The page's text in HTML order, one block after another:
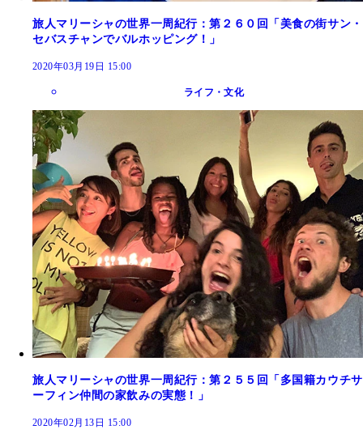
旅人マリーシャの世界一周紀行：第２６０回「美食の街サン・
セバスチャンでバルホッピング！」
2020年03月19日 15:00
ライフ・文化
旅人マリーシャの世界一周紀行：第２５５回「多国籍カウチサ
ーフィン仲間の家飲みの実態！」
2020年02月13日 15:00